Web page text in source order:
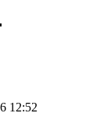
12:52